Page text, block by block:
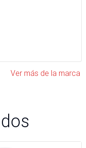
Ver más de la marca